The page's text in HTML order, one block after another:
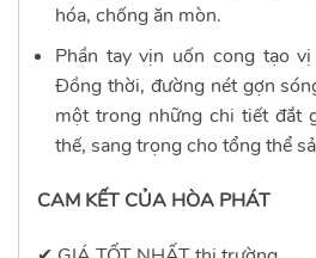
hóa, chống ăn mòn.
Phần tay vịn uốn cong tạo
Đồng thời, đường nét gợn
một trong những chi tiết đắt
thế, sang trọng cho tổng thể
CAM KẾT CỦA HÒA PHÁT